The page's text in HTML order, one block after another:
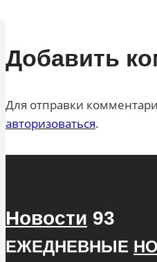
Добавить
Для отправки
авторизоваться.
Новости 93
ЕЖЕДНЕВНЫЕ